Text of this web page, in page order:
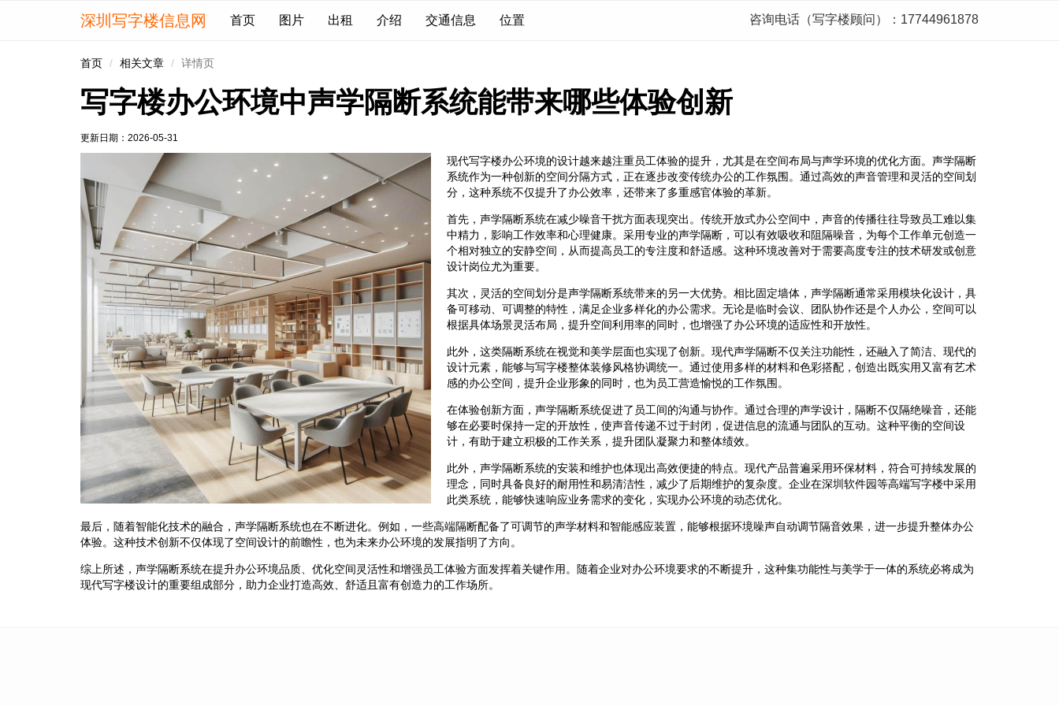
深圳写字楼信息网 首页 图片 出租 介绍 交通信息 位置 咨询电话（写字楼顾问）：17744961878
首页 相关文章 详情页
写字楼办公环境中声学隔断系统能带来哪些体验创新
更新日期： 2026-05-31
现代写字楼办公环境的设计越来越注重员工体验的提升，尤其是在空间布局与声学环境的优化方面。声学隔断
系统作为一种创新的空间分隔方式，正在逐步改变传统办公的工作氛围。通过高效的声音管理和灵活的空间划
分，这种系统不仅提升了办公效率，还带来了多重感官体验的革新。
首先，声学隔断系统在减少噪音干扰方面表现突出。传统开放式办公空间中，声音的传播往往导致员工难以集
中精力，影响工作效率和心理健康。采用专业的声学隔断，可以有效吸收和阻隔噪音，为每个工作单元创造一
个相对独立的安静空间，从而提高员工的专注度和舒适感。这种环境改善对于需要高度专注的技术研发或创意
设计岗位尤为重要。
其次，灵活的空间划分是声学隔断系统带来的另一大优势。相比固定墙体，声学隔断通常采用模块化设计，具
备可移动、可调整的特性，满足企业多样化的办公需求。无论是临时会议、团队协作还是个人办公，空间可以
根据具体场景灵活布局，提升空间利用率的同时，也增强了办公环境的适应性和开放性。
此外，这类隔断系统在视觉和美学层面也实现了创新。现代声学隔断不仅关注功能性，还融入了简洁、现代的
设计元素，能够与写字楼整体装修风格协调统一。通过使用多样的材料和色彩搭配，创造出既实用又富有艺术
感的办公空间，提升企业形象的同时，也为员工营造愉悦的工作氛围。
在体验创新方面，声学隔断系统促进了员工间的沟通与协作。通过合理的声学设计，隔断不仅隔绝噪音，还能
够在必要时保持一定的开放性，使声音传递不过于封闭，促进信息的流通与团队的互动。这种平衡的空间设
计，有助于建立积极的工作关系，提升团队凝聚力和整体绩效。
此外，声学隔断系统的安装和维护也体现出高效便捷的特点。现代产品普遍采用环保材料，符合可持续发展的
理念，同时具备良好的耐用性和易清洁性，减少了后期维护的复杂度。企业在深圳软件园等高端写字楼中采用
此类系统，能够快速响应业务需求的变化，实现办公环境的动态优化。
最后，随着智能化技术的融合，声学隔断系统也在不断进化。例如，一些高端隔断配备了可调节的声学材料和智能感应装置，能够根据环境噪声自动调节隔音效果，进一步提升整体办公
体验。这种技术创新不仅体现了空间设计的前瞻性，也为未来办公环境的发展指明了方向。
综上所述，声学隔断系统在提升办公环境品质、优化空间灵活性和增强员工体验方面发挥着关键作用。随着企业对办公环境要求的不断提升，这种集功能性与美学于一体的系统必将成为
现代写字楼设计的重要组成部分，助力企业打造高效、舒适且富有创造力的工作场所。